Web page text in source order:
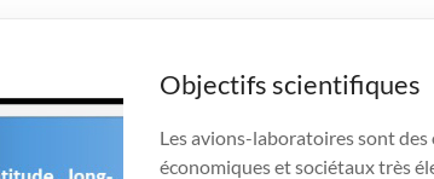
Objectifs scientifiques
Les avions-laboratoires sont
économiques et sociétaux très